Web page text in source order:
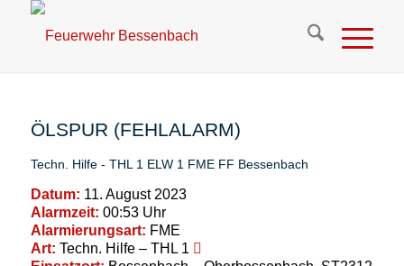
ÖLSPUR (FEHLALARM)
Techn. Hilfe - THL 1 ELW 1 FME FF Bessenbach
Datum: 11. August 2023
Alarmzeit: 00:53 Uhr
Alarmierungsart: FME
Art: Techn. Hilfe – THL 1